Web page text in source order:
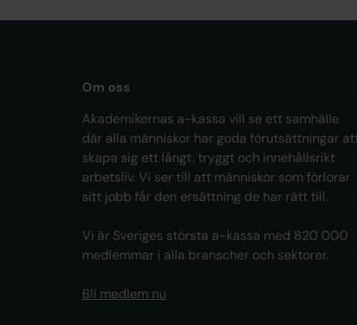
Om oss
Akademikernas a-kassa vill se ett samhälle
där alla människor har goda förutsättningar
skapa sig ett långt, tryggt och innehållsrikt
arbetsliv. Vi ser till att människor som förlorar
sitt jobb får den ersättning de har rätt till.
Vi är Sveriges största a-kassa med 820 000
medlemmar i alla branscher och sektorer.
Bli medlem nu